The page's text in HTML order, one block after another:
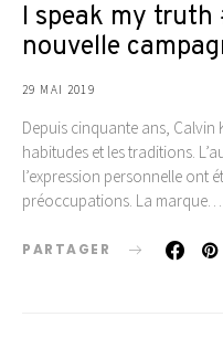
I speak my truth
nouvelle
29 MAI 2019
Depuis cinquante ans, Calvin
habitudes et les traditions.
l’expression personnelle ont
préoccupations. La marque…
PARTAGER